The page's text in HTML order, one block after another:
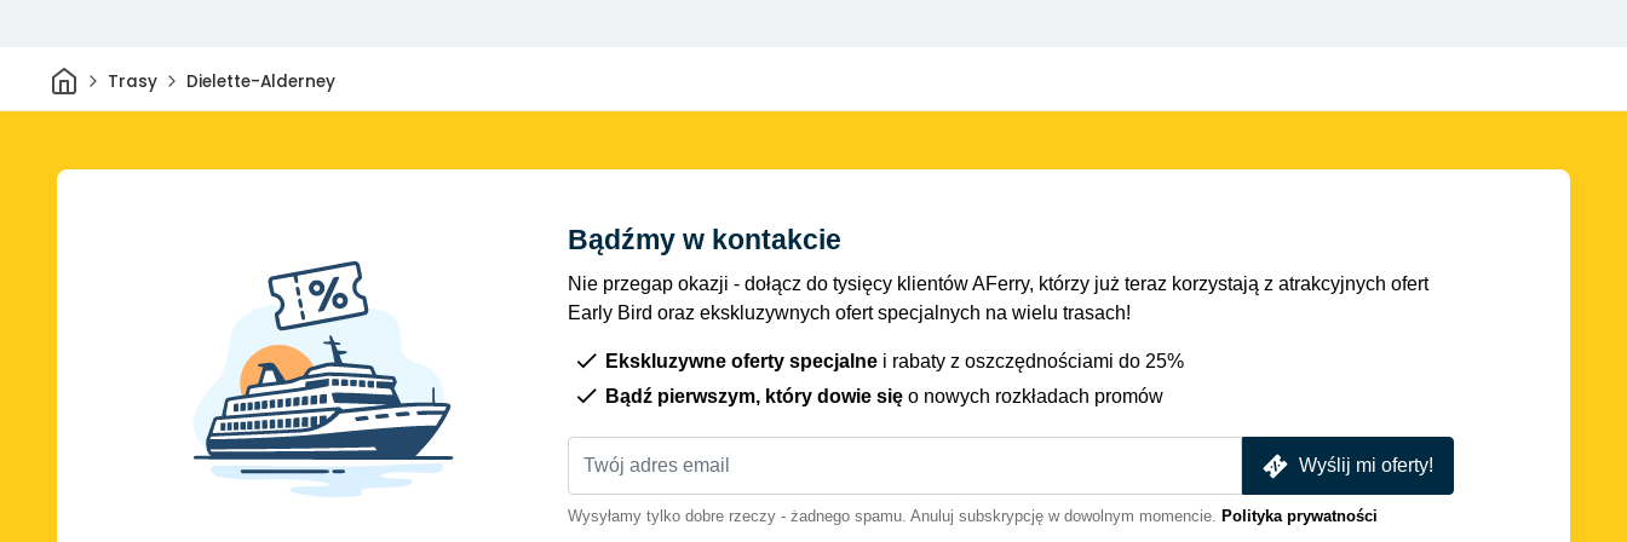
DomTrasy Dielette-Alderney
Bądźmy w kontakcie
Nie przegap okazji - dołącz do tysięcy klientów AFerry, którzy już teraz korzystają z atrakcyjnych ofert
Early Bird oraz ekskluzywnych ofert specjalnych na wielu trasach!
Ekskluzywne oferty specjalne i rabaty z oszczędnościami do 25%
Bądź pierwszym, który dowie się o nowych rozkładach promów
Wyślij mi oferty!
Wysyłamy tylko dobre rzeczy - żadnego spamu. Anuluj subskrypcję w dowolnym momencie. Polityka prywatności